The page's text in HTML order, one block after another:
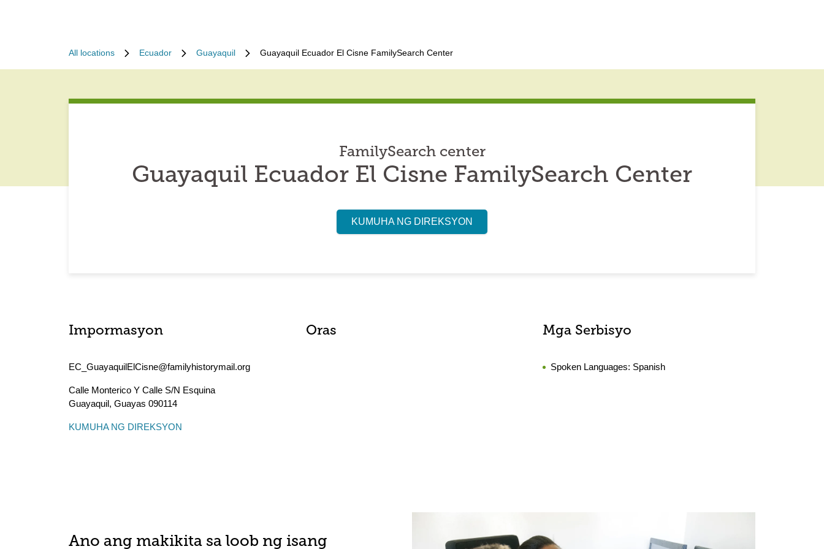
All locations Ecuador Guayaquil Guayaquil Ecuador El Cisne FamilySearch Center
FamilySearch center
Guayaquil Ecuador El Cisne FamilySearch Center
KUMUHA NG DIREKSYON
Impormasyon
EC_GuayaquilElCisne@familyhistorymail.org
Calle Monterico Y Calle S/N Esquina
Guayaquil, Guayas 090114
KUMUHA NG DIREKSYON
Oras Mga Serbisyo
Spoken Languages: Spanish
Ano ang makikita sa loob ng isang